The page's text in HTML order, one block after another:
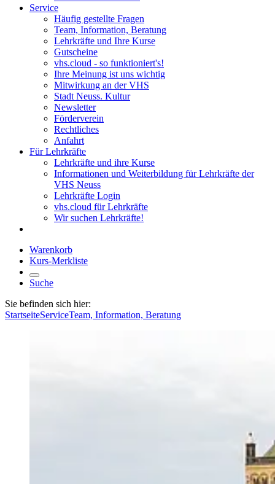
Service
Häufig gestellte Fragen
Team, Information, Beratung
Lehrkräfte und Ihre Kurse
Gutscheine
vhs.cloud - so funktioniert's!
Ihre Meinung ist uns wichtig
Mitwirkung an der VHS
Stadt Neuss. Kultur
Newsletter
Förderverein
Rechtliches
Anfahrt
Für Lehrkräfte
Lehrkräfte und ihre Kurse
Informationen und Weiterbildung für Lehrkräfte der
VHS Neuss
Lehrkräfte Login
vhs.cloud für Lehrkräfte
Wir suchen Lehrkräfte!
Warenkorb
Kurs-Merkliste
Suche
Sie befinden sich hier:
StartseiteServiceTeam, Information, Beratung